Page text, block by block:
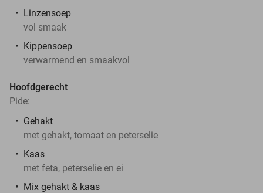
Linzensoep
vol smaak
Kippensoep
verwarmend en smaakvol
Hoofdgerecht
Pide:
Gehakt
met gehakt, tomaat en peterselie
Kaas
met feta, peterselie en ei
Mix gehakt & kaas